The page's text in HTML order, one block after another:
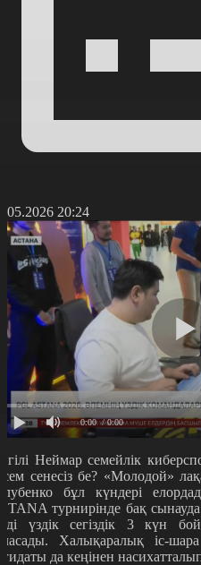
20:24
0:00 / 0:00
Неймар семейлік
сенесіз бе? «Молодой»
бұл күндері
турнирінде бақ
үздік сегіздік 3 күн
Халықаралық іс-
да кеңінен